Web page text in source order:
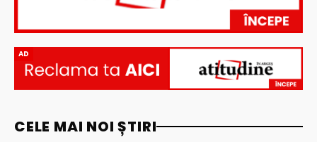
AD
CELE MAI NOI ȘTIRI